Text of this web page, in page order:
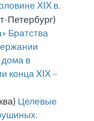
XIX в.
Петербург)
Братства
в
конца XIX –
Целевые